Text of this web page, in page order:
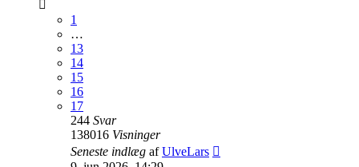
1
…
13
14
15
16
17
244 Svar
138016 Visninger
Seneste indlæg afUlveLars